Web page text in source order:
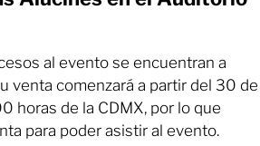
al evento se encuentran a
venta comenzará a partir del 30 de
horas de la CDMX, por lo que
para poder asistir al evento.